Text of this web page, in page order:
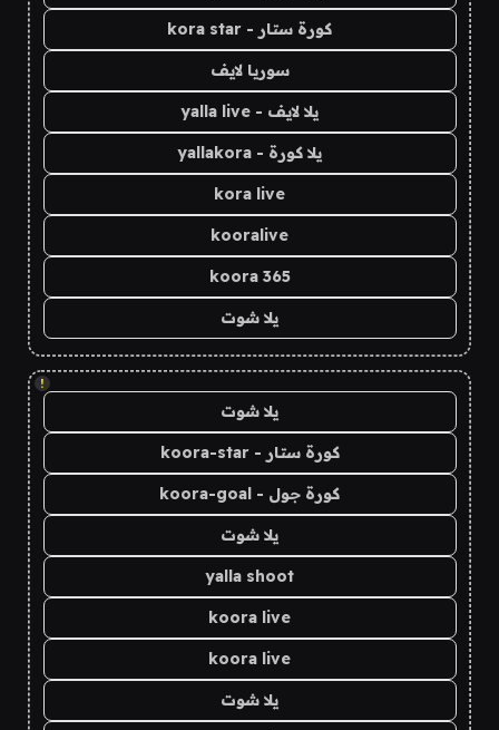
كورة ستار - kora star
سوريا لايف
يلا لايف - yalla live
يلا كورة - yallakora
kora live
kooralive
koora 365
يلا شوت
!
يلا شوت
كورة ستار - koora-star
كورة جول - koora-goal
يلا شوت
yalla shoot
koora live
koora live
يلا شوت